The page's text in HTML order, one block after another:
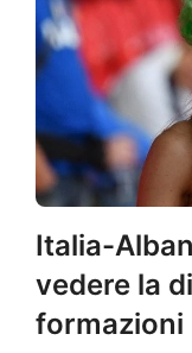
Italia-
vedere la
formazioni